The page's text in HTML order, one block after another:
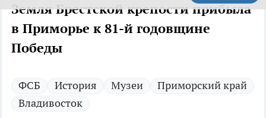
Земля Брестской крепости прибыла
в Приморье к 81-й годовщине
Победы
ФСБ История Музеи
Приморский край
Владивосток